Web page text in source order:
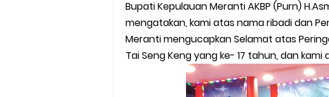
Bupati Kepulauan Meranti AKBP (Purn)
mengatakan, kami atas nama ribadi dan
Meranti mengucapkan Selamat atas
Tai Seng Keng yang ke- 17 tahun, dan kami